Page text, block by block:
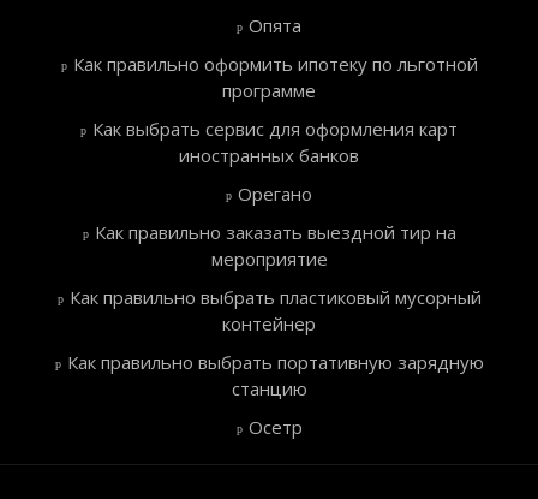
Опята
Как правильно оформить ипотеку по льготной
программе
Как выбрать сервис для оформления карт
иностранных банков
Орегано
Как правильно заказать выездной тир на
мероприятие
Как правильно выбрать пластиковый мусорный
контейнер
Как правильно выбрать портативную зарядную
станцию
Осетр